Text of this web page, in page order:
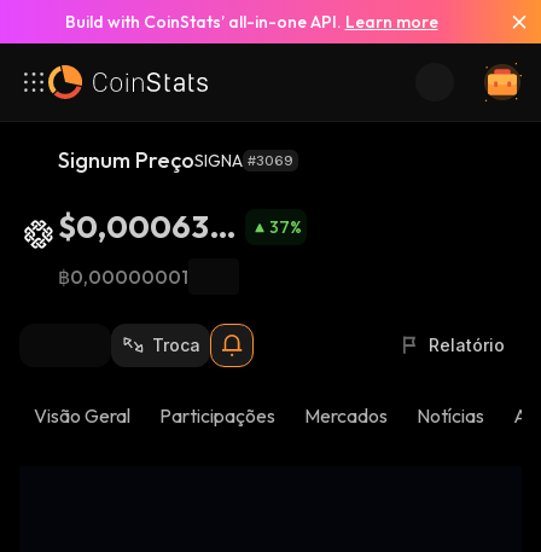
Build with CoinStats’ all-in-one API. Learn more
Signum PreçoSIGNA #3069
$0,000639
5
37%
฿0,00000001
Troca Relatório
Visão Geral Participações Mercados Notícias